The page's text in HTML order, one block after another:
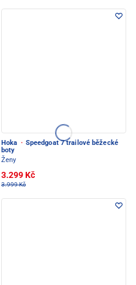
Hoka · Speedgoat 7 trailové běžecké
boty
Ženy
3.299 Kč
3.999 Kč